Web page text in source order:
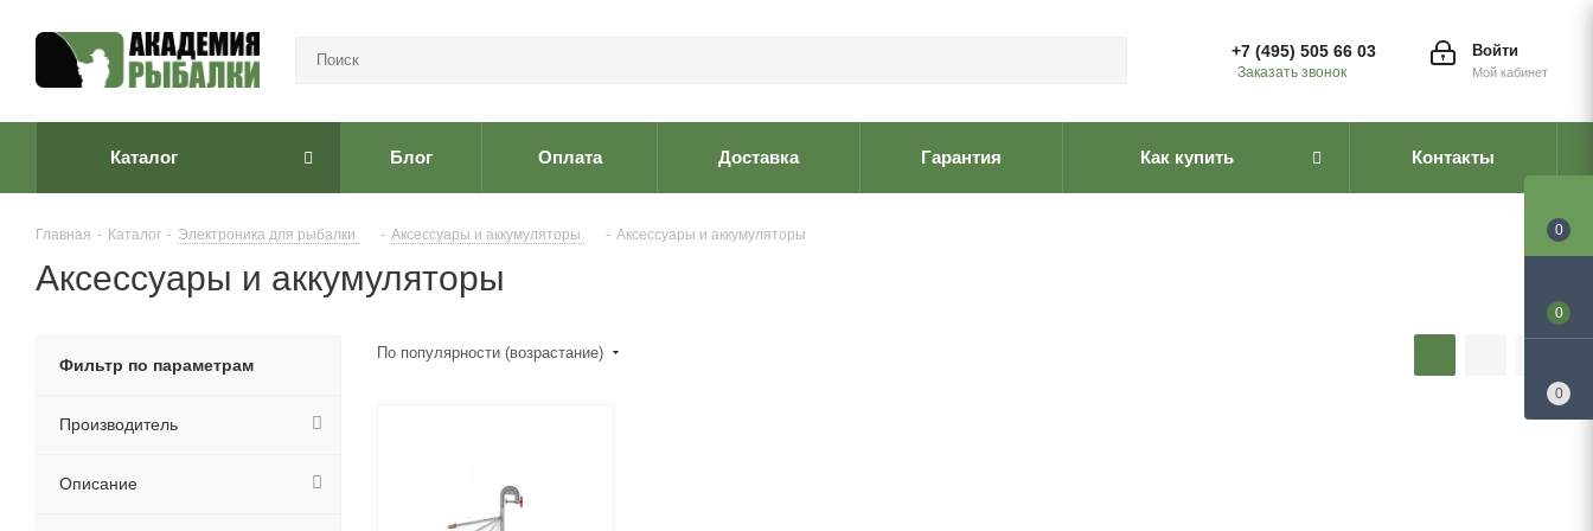
Войти
Мой кабинет
+7 (495) 505 66 03
Заказать звонок
Каталог Блог Оплата Доставка Гарантия Как купить Контакты
Главная - Каталог - Электроника для рыбалки - Аксессуары и аккумуляторы - Аксессуары и аккумуляторы
Аксессуары и аккумуляторы
По популярности (возрастание)
Фильтр по параметрам
Производитель
Описание
0
0
0